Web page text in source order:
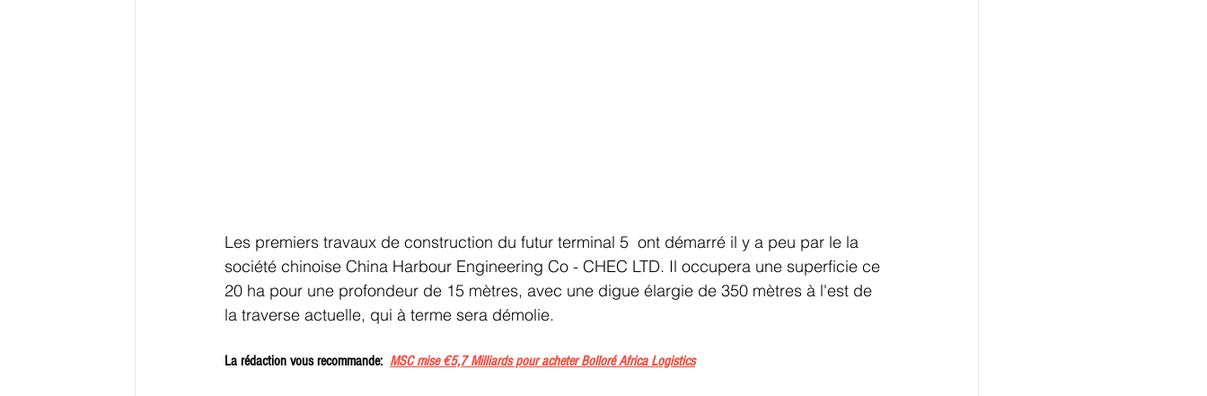
Les premiers travaux de construction du futur terminal 5  ont démarré il y a peu par le la
société chinoise China Harbour Engineering Co - CHEC LTD. Il occupera une superficie ce
20 ha pour une profondeur de 15 mètres, avec une digue élargie de 350 mètres à l'est de
la traverse actuelle, qui à terme sera démolie.
La rédaction vous recommande: MSC mise €5,7 Milliards pour acheter Bolloré Africa Logistics